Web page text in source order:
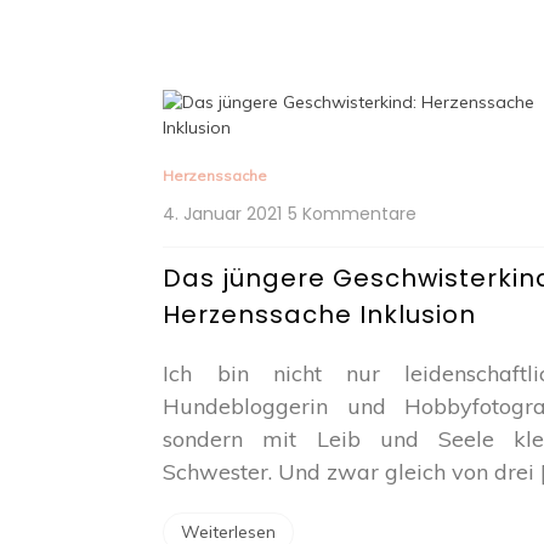
Herzenssache
4. Januar 2021 5 Kommentare
jüngere
Herzenssache
Das jüngere
Herzenssache Inklusion
Ich bin nicht nur
Hundebloggerin und
sondern mit Leib und Seele
Schwester. Und zwar gleich von drei
Weiterlesen